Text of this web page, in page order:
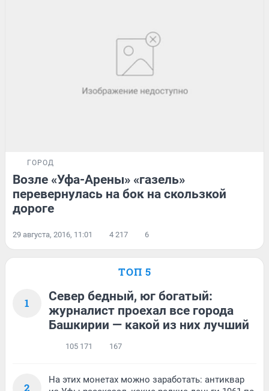
ГОРОД
Возле «Уфа-Арены» «газель»
перевернулась на бок на скользкой
дороге
29 августа, 2016, 11:01 4 217 6
ТОП 5
1
Север бедный, юг богатый:
журналист проехал все города
Башкирии — какой из них лучший
105 171 167
2
На этих монетах можно заработать: антиквар